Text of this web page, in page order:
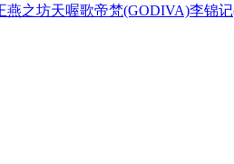
燕之坊天喔歌帝梵(GODIVA)李锦